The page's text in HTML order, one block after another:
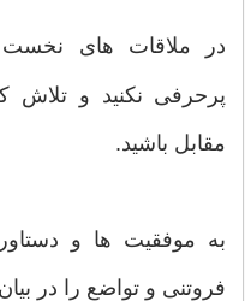
در ملاقات های
پرحرفی نکنید و تلاش
مقابل باشید.
به موفقیت ها و
فروتنی و تواضع را در